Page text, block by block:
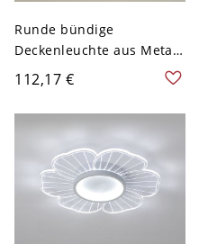
Runde bündige
Deckenleuchte aus Metall
in Gold/Schwarz/Weiß mit
Acryl-Lampenschirm -
Weiß 110V-120V
Dreistufiges Dimmen
112,17 €